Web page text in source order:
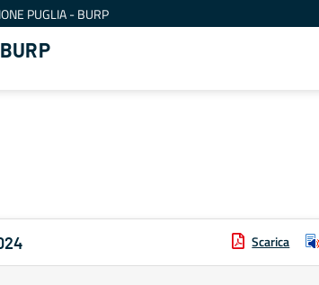
PUGLIA - BURP
Scarica